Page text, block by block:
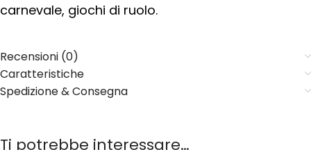
carnevale, giochi di ruolo.
Recensioni (0)
Caratteristiche
Spedizione & Consegna
Ti potrebbe interessare…